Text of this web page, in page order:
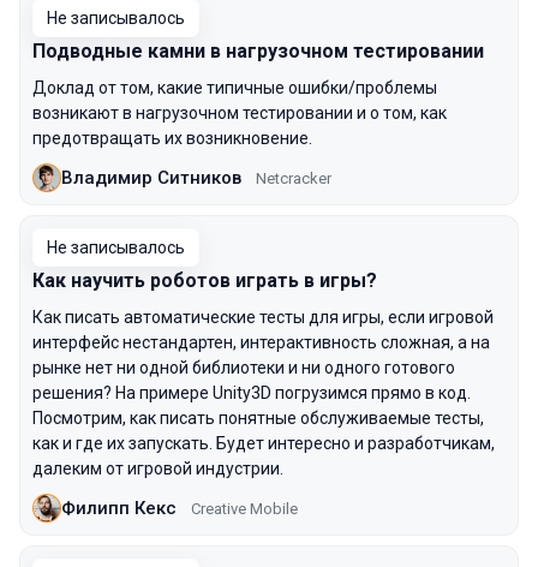
Не записывалось
Подводные камни в нагрузочном тестировании
Доклад от том, какие типичные ошибки/проблемы
возникают в нагрузочном тестировании и о том, как
предотвращать их возникновение.
Владимир Ситников Netcracker
Не записывалось
Как научить роботов играть в игры?
Как писать автоматические тесты для игры, если игровой
интерфейс нестандартен, интерактивность сложная, а на
рынке нет ни одной библиотеки и ни одного готового
решения? На примере Unity3D погрузимся прямо в код.
Посмотрим, как писать понятные обслуживаемые тесты,
как и где их запускать. Будет интересно и разработчикам,
далеким от игровой индустрии.
Филипп Кекс Creative Mobile